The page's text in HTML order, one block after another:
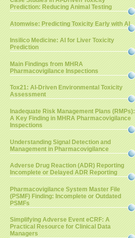
Prediction: Reducing Animal Testing
Atomwise: Predicting Toxicity Early with AI
Insilico Medicine: AI for Liver Toxicity
Prediction
Main Findings from MHRA
Pharmacovigilance Inspections
Tox21: AI-Driven Environmental Toxicity
Assessment
Inadequate Risk Management Plans (RMPs):
A Key Finding in MHRA Pharmacovigilance
Inspections
Understanding Signal Detection and
Management in Pharmacovigilance
Adverse Drug Reaction (ADR) Reporting
Incomplete or Delayed ADR Reporting
Pharmacovigilance System Master File
(PSMF) Finding: Incomplete or Outdated
PSMFs
Simplifying Adverse Event eCRF: A
Practical Resource for Clinical Data
Managers